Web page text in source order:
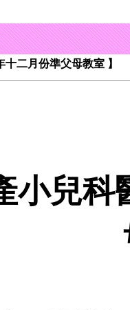
十二月份準父母教室 】
小兒科